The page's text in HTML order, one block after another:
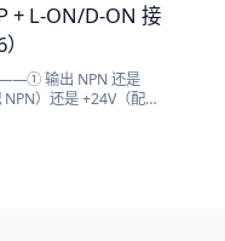
+ L-ON/D-ON 接
——① 输出 NPN 还是
NPN）还是 +24V（配